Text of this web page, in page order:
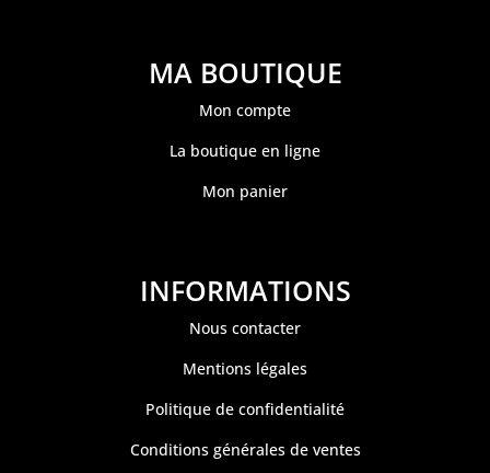
MA BOUTIQUE
Mon compte
La boutique en ligne
Mon panier
INFORMATIONS
Nous contacter
Mentions légales
Politique de confidentialité
Conditions générales de ventes